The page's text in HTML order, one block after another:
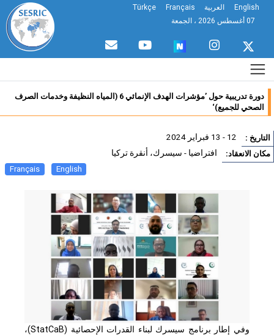
English العربية Français
Türkçe
دورة تدريبية حول ’مؤشرات الهدف الإنمائي 6 (المياه النظيفة وخدمات الصرف
الصحي للجميع)‘
: 12 - 13 فبراير 2024
الانعقاد: افتراضيا - سيسرك، أنقرة تركيا
English
Français
وفي إطار برنامج سيسرك لبناء القدرات الإحصائية (StatCaB)،